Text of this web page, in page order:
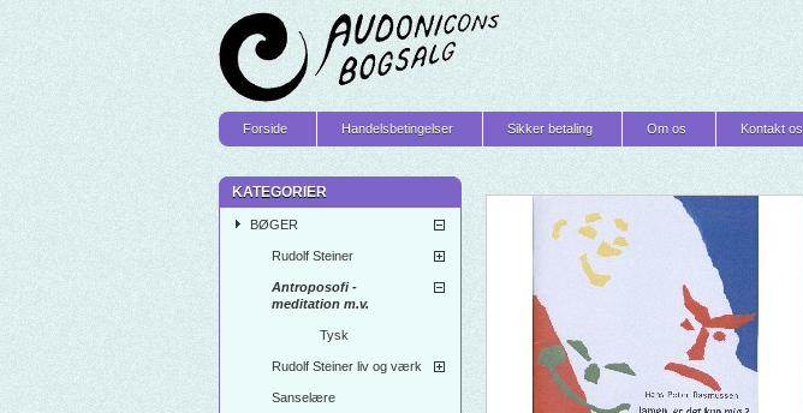
Forside Handelsbetingelser Sikker betaling Om os Kontakt os
KATEGORIER
BØGER
Rudolf Steiner
Antroposofi -
meditation m.v.
Tysk
Rudolf Steiner liv og værk
Sanselære